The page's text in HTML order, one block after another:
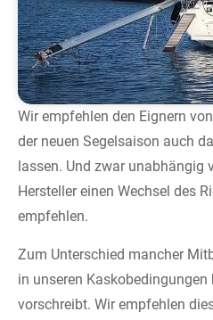
Wir empfehlen den Eignern
der neuen Segelsaison auch
lassen. Und zwar unabhängig
Hersteller einen Wechsel des
empfehlen.
Zum Unterschied mancher
in unseren
vorschreibt. Wir empfehlen